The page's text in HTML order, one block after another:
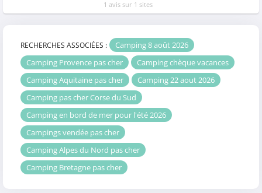
1 avis sur 1 sites
RECHERCHES ASSOCIÉES :
Camping 8 août 2026
Camping Provence pas cher
Camping chèque vacances
Camping Aquitaine pas cher
Camping 22 aout 2026
Camping pas cher Corse du Sud
Camping en bord de mer pour l'été 2026
Campings vendée pas cher
Camping Alpes du Nord pas cher
Camping Bretagne pas cher